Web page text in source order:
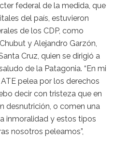
federal de la medida, que
del país, estuvieron
de los CDP, como
y Alejandro Garzón,
Cruz, quien se dirigió a
de la Patagonia. “En mi
pelea por los derechos
decir con tristeza que en
desnutrición, o comen una
inmoralidad y estos tipos
nosotros peleamos”,